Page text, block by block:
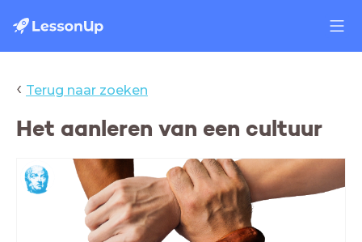
‹ Terug naar zoeken
Het aanleren van een cultuur